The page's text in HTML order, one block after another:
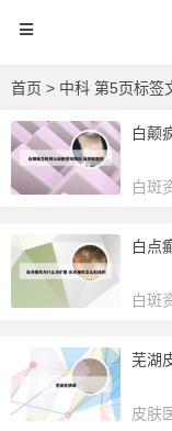
首页 > 中科 第5页标签
白颠
白斑
白点
白斑
芜湖
皮肤